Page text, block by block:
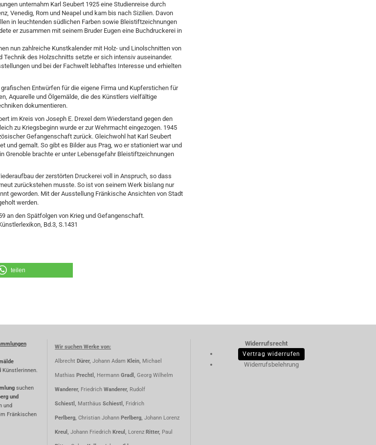
unternahm Karl Seubert 1925 eine Studienreise durch
Venedig, Rom und Neapel und kam bis nach Sizilien. Davon
in leuchtenden südlichen Farben sowie Bleistiftzeichnungen
er zusammen mit seinem Bruder Eugen eine Buchdruckerei in
nun zahlreiche Kunstkalender mit Holz- und Linolschnitten von
Technik des Holzschnitts setzte er sich intensiv auseinander.
und bei der Fachwelt lebhaftes Interesse und erhielten
Entwürfen für die eigene Firma und Kupferstichen für
Aquarelle und Ölgemälde, die des Künstlers vielfältige
dokumentieren.
im Kreis von Joseph E. Drexel dem Wiederstand gegen den
zu Kriegsbeginn wurde er zur Wehrmacht eingezogen. 1945
Gefangenschaft zurück. Gleichwohl hat Karl Seubert
und gemalt. So gibt es Bilder aus Prag, wo er stationiert war und
Grenoble brachte er unter Lebensgefahr Bleistiftzeichnungen
der zerstörten Druckerei voll in Anspruch, so dass
zurückstehen musste. So ist von seinem Werk bislang nur
geworden. Mit der Ausstellung Fränkische Ansichten von Stadt
werden.
an den Spätfolgen von Krieg und Gefangenschaft.
Bd.3, S.1431
teilen
Künstlerinnen.
suchen
und
und
Fränkischen
Wir suchen Werke von:
Albrecht Dürer, Johann Adam Klein, Michael
Mathias Prechtl, Hermann Gradl, Georg Wilhelm
Wanderer, Friedrich Wanderer, Rudolf
Schiestl, Matthäus Schiestl, Fridrich
Perlberg, Christian Johann Perlberg, Johann Lorenz
Kreul, Johann Friedrich Kreul, Lorenz Ritter, Paul
Widerrufsrecht
Vertrag widerrufen
Widerrufsbelehrung